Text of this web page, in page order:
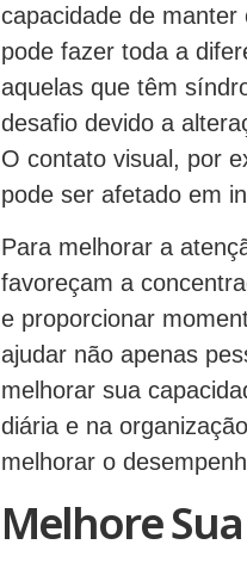
capacidade de
pode fazer toda a
aquelas que têm
desafio devido a
O contato visual, por
pode ser afetado em
Para melhorar a
favoreçam a
e proporcionar
ajudar não apenas
melhorar sua
diária e na
melhorar o
Melhore